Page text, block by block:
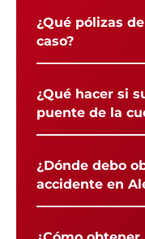
¿Qué pólizas
caso?
¿Qué hacer si
puente de la
¿Dónde debo
accidente en